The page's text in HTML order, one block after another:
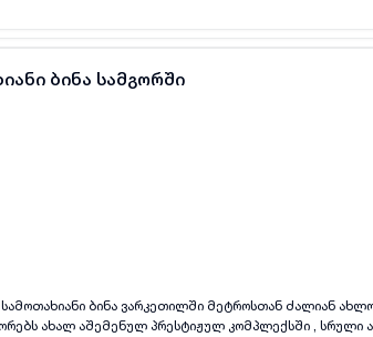
ბინა სამგორში
ბინა ვარკეთილში მეტროსთან ძალიან
ახალ აშემენულ პრესტიჟულ კომპლექსში , სრული